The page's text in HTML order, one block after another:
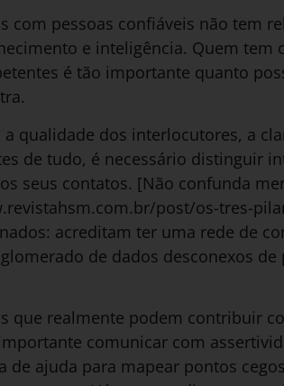
pessoas confiáveis não tem
e inteligência. Quem tem
é tão importante quanto
qualidade dos interlocutores, a
de tudo, é necessário distinguir
seus contatos. [Não confunda
post/os-tres-
acreditam ter uma rede de
de dados desconexos de
que realmente podem contribuir
comunicar com
ajuda para mapear pontos